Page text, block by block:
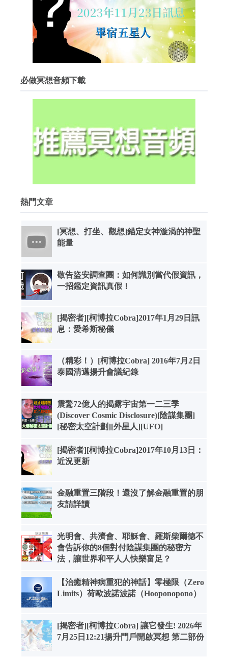
必做冥想音頻下載
熱門文章
[冥想、打坐、觀想]錨定女神漩渦的神聖
能量
敬告盜安調查團：如何識別當代假資訊，
一招鑑定資訊真假！
[揭密者][柯博拉Cobra]2017年1月29日訊
息：愛希斯秘儀
（精彩！）[柯博拉Cobra] 2016年7月2日
泰國清邁揚升會議紀錄
震驚72億人的揭露宇宙第一二三季
(Discover Cosmic Disclosure)[陰謀集團]
[秘密太空計劃][外星人][UFO]
[揭密者][柯博拉Cobra]2017年10月13日：
近況更新
金融重置三階段！還沒了解金融重置的朋
友請詳讀
光明會、共濟會、耶穌會、羅斯柴爾德不
會告訴你的8個對付陰謀集團的秘密方
法，讓世界和平人人快樂富足？
【治癒精神病重犯的神話】零極限（Zero
Limits）荷歐波諾波諾（Hooponopono）
[揭密者][柯博拉Cobra] 讓它發生! 2026年
7月25日12:21揚升門戶開啟冥想 第二部份